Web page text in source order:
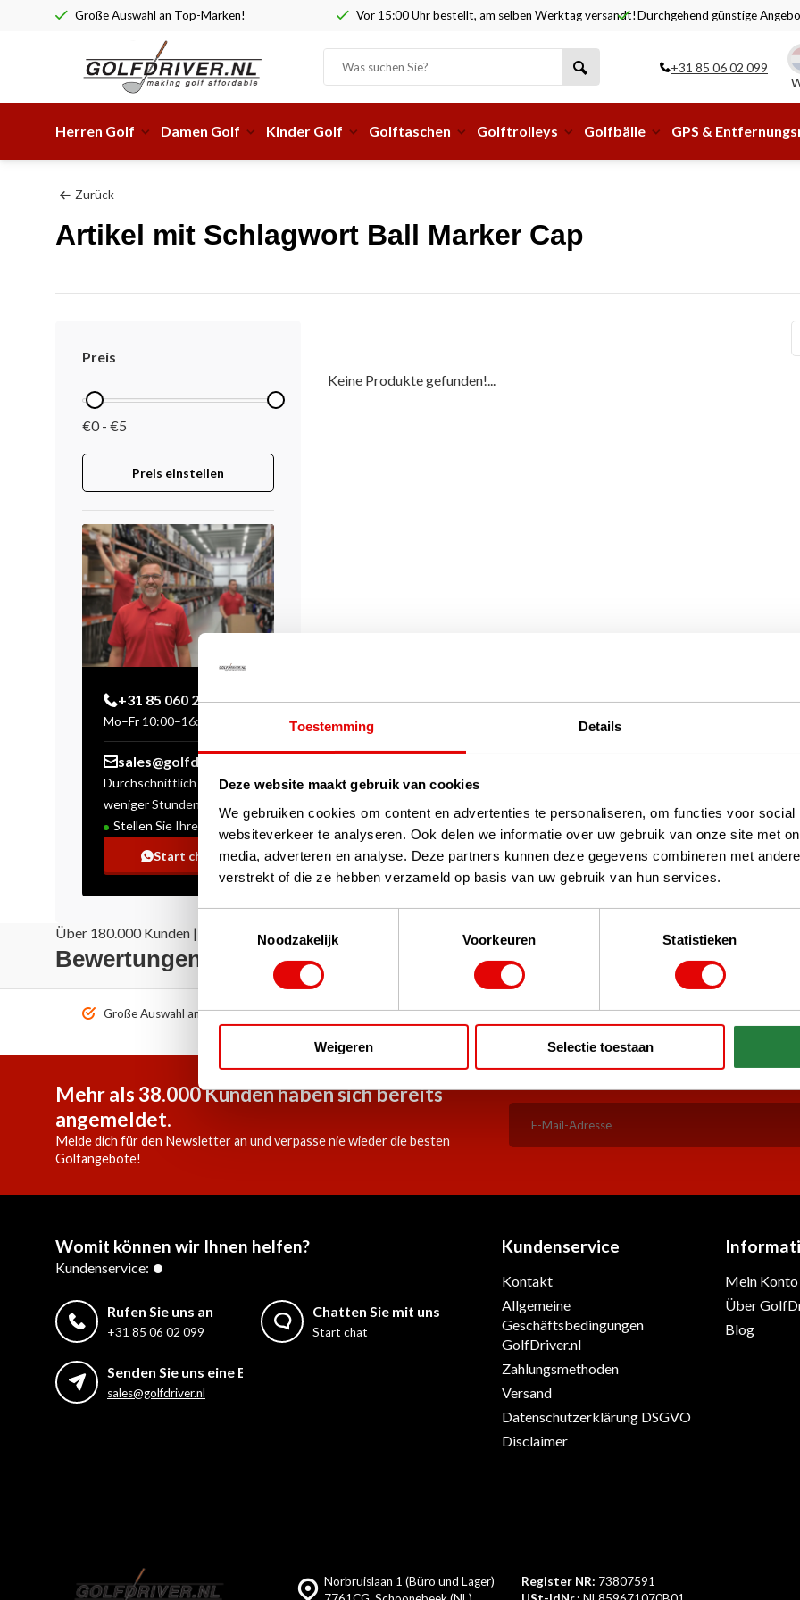
Toestemming Details
Deze website maakt gebruik van cookies
We gebruiken cookies om content en advertenties te personaliseren, om functies voor
websiteverkeer te analyseren. Ook delen we informatie over uw gebruik van onze site met
media, adverteren en analyse. Deze partners kunnen deze gegevens combineren met
verstrekt of die ze hebben verzameld op basis van uw gebruik van hun services.
Noodzakelijk
Voorkeuren Statistieken
Weigeren Selectie toestaan
Große Auswahl an Top-Marken! Vor 15:00 Uhr bestellt, am selben Werktag versandt!Durchgehend günstige
+31 85 06 02 099
Herren Golf Damen Golf Kinder Golf Golftaschen Golftrolleys Golfbälle GPS &
Zurück
Artikel mit Schlagwort Ball Marker Cap
Preis
€0 - €5
Preis einstellen
+31 85 060 20 99
Mo–Fr 10:00–16:00 Uhr
sales@golfdriver.nl
Durchschnittlich innerhalb
weniger Stunden
Stellen Sie Ihre Frage!
Start chat
Keine Produkte gefunden!...
Über 180.000 Kunden | Über 5.000 Bewertungen | Trusted Shops, TrustPilot, Google
Bewertungen: Das sagen unsere Kunden
Große Auswahl an Top-Marken!
Vor 15:00 Uhr bestellt, am selben
Durchgehend günstige
Mehr als 38.000 Kunden haben sich bereits
angemeldet.
Melde dich für den Newsletter an und verpasse nie wieder die besten
Golfangebote!
Womit können wir Ihnen helfen?
Kundenservice:
Rufen Sie uns an
+31 85 06 02 099
Chatten Sie mit uns
Start chat
Senden Sie uns eine E-Mail
sales@golfdriver.nl
Kundenservice
Kontakt
Allgemeine
Geschäftsbedingungen
GolfDriver.nl
Zahlungsmethoden
Versand
Datenschutzerklärung DSGVO
Disclaimer
Mein Konto
Über
Blog
Norbruislaan 1 (Büro und Lager)
Register NR: 73807591